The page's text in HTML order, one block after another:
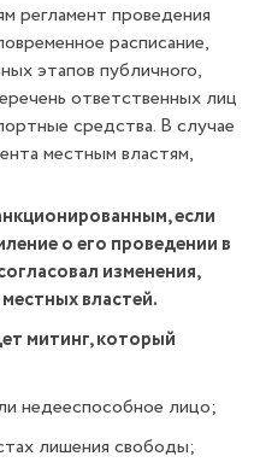
регламент проведения
расписание,
этапов публичного,
ответственных лиц
средства. В случае
местным властям,
если
о его проведении в
изменения,
властей.
митинг, который
недееспособное лицо;
лишения свободы;